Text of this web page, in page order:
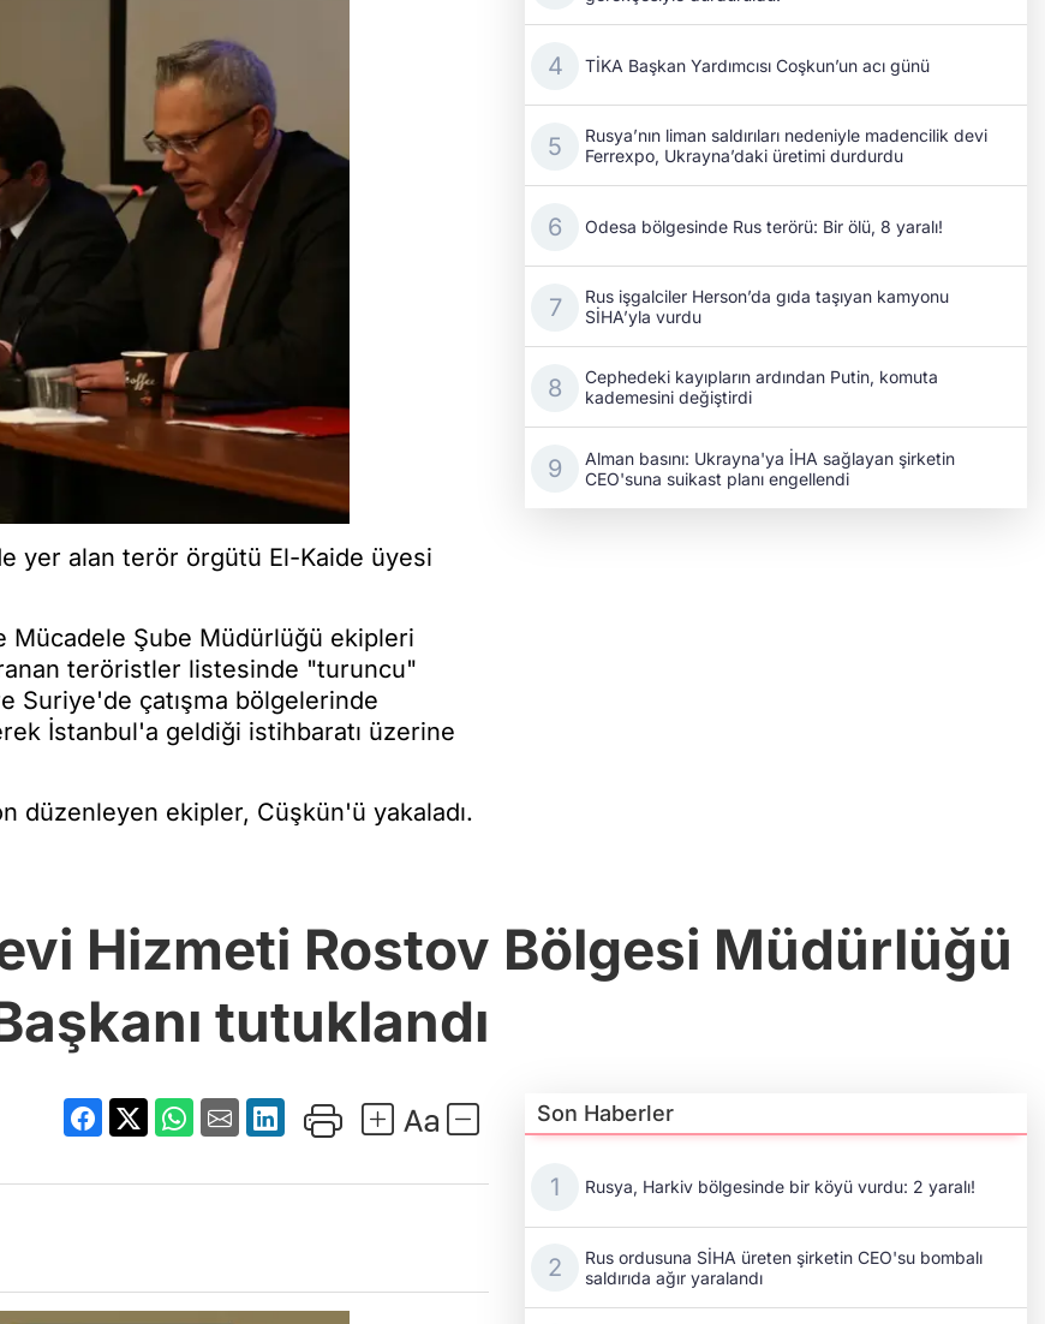
yer alan terör örgütü El-Kaide üyesi
Mücadele Şube Müdürlüğü ekipleri
teröristler listesinde "turuncu"
Suriye'de çatışma bölgelerinde
İstanbul'a geldiği istihbaratı üzerine
düzenleyen ekipler, Cüşkün'ü yakaladı.
TİKA Başkan Yardımcısı Coşkun’un acı günü
Rusya’nın liman saldırıları nedeniyle madencilik devi
Ferrexpo, Ukrayna’daki üretimi durdurdu
Odesa bölgesinde Rus terörü: Bir ölü, 8 yaralı!
Rus işgalciler Herson’da gıda taşıyan kamyonu
SİHA’yla vurdu
Cephedeki kayıpların ardından Putin, komuta
kademesini değiştirdi
Alman basını: Ukrayna'ya İHA sağlayan şirketin
CEO'suna suikast planı engellendi
Hizmeti Rostov Bölgesi Müdürlüğü
tutuklandı
Son Haberler
Rusya, Harkiv bölgesinde bir köyü vurdu: 2 yaralı!
Rus ordusuna SİHA üreten şirketin CEO'su bombalı
saldırıda ağır yaralandı